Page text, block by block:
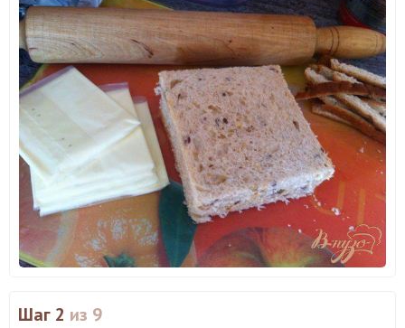
Шаг 2 из 9